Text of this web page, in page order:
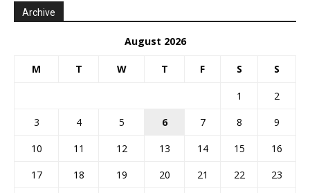
Archive
August 2026
M T W T F S S
1
2
3
4 5 6 7 8
9
10
11 12 13 14 15
16
17
18 19 20 21 22
23